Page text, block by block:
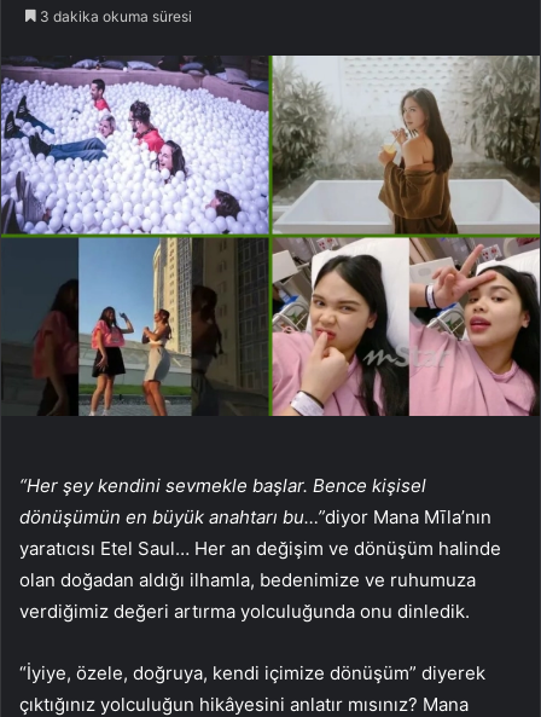
3 dakika okuma süresi
“Her şey kendini sevmekle başlar. Bence kişisel
dönüşümün en büyük anahtarı bu…”diyor Mana Mīla’nın
yaratıcısı Etel Saul… Her an değişim ve dönüşüm halinde
olan doğadan aldığı ilhamla, bedenimize ve ruhumuza
verdiğimiz değeri artırma yolculuğunda onu dinledik.
“İyiye, özele, doğruya, kendi içimize dönüşüm” diyerek
çıktığınız yolculuğun hikâyesini anlatır mısınız? Mana